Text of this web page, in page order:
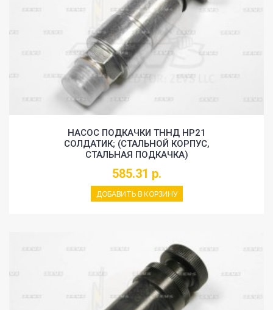
НАСОС ПОДКАЧКИ ТННД HP21
СОЛДАТИК; (СТАЛЬНОЙ КОРПУС,
СТАЛЬНАЯ ПОДКАЧКА)
585.31 р.
ДОБАВИТЬ В КОРЗИНУ